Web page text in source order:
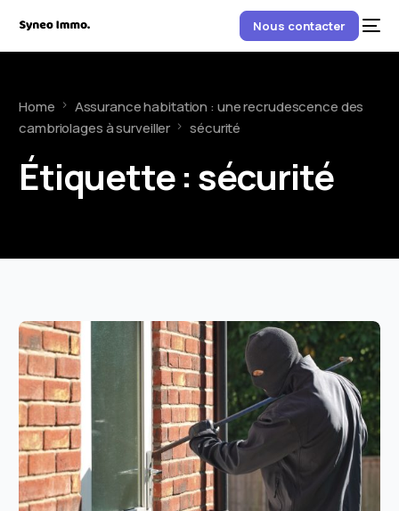
Nous contacter
Home
Assurance habitation : une recrudescence des
cambriolages à surveiller
sécurité
Étiquette :sécurité